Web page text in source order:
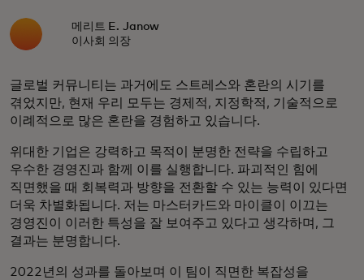
메리트 E. Janow
이사회 의장
글로벌 커뮤니티는 과거에도 스트레스와 혼란의 시기를
겪었지만, 현재 우리 모두는 경제적, 지정학적, 기술적으로
이례적으로 많은 혼란을 경험하고 있습니다.
위대한 기업은 강력하고 목적이 분명한 전략을 수립하고
우수한 경영진과 함께 이를 실행합니다. 파괴적인 힘에
직면했을 때 회복력과 방향을 전환할 수 있는 능력이 있다면
더욱 차별화됩니다. 저는 마스터카드와 마이클이 이끄는
경영진이 이러한 특성을 잘 보여주고 있다고 생각하며, 그
결과는 분명합니다.
2022년의 성과를 돌아보며 이 팀이 직면한 복잡성을